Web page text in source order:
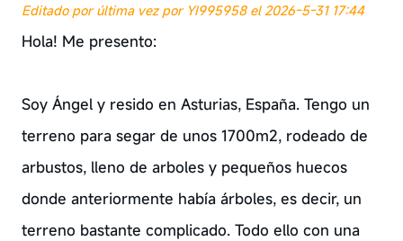
Editado por última vez por YI995958 el 2026-5-31 17:44
Hola! Me presento:
Soy Ángel y resido en Asturias, España. Tengo un
terreno para segar de unos 1700m2, rodeado de
arbustos, lleno de arboles y pequeños huecos
donde anteriormente había árboles, es decir, un
terreno bastante complicado. Todo ello con una